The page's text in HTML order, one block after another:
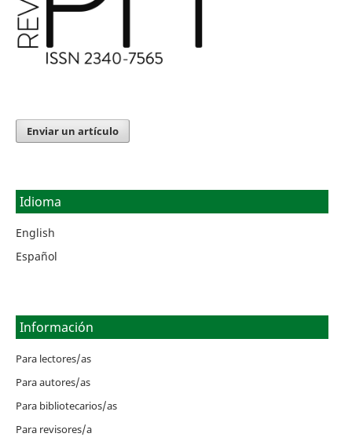
Enviar un artículo
Idioma
English
Español
Información
Para lectores/as
Para autores/as
Para bibliotecarios/as
Para revisores/a